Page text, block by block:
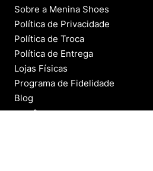
Sobre a Menina Shoes
Política de Privacidade
Política de Troca
Política de Entrega
Lojas Físicas
Programa de Fidelidade
Blog